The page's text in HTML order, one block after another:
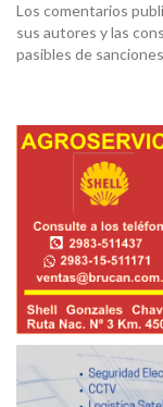
Los comentarios
sus autores y las
pasibles de